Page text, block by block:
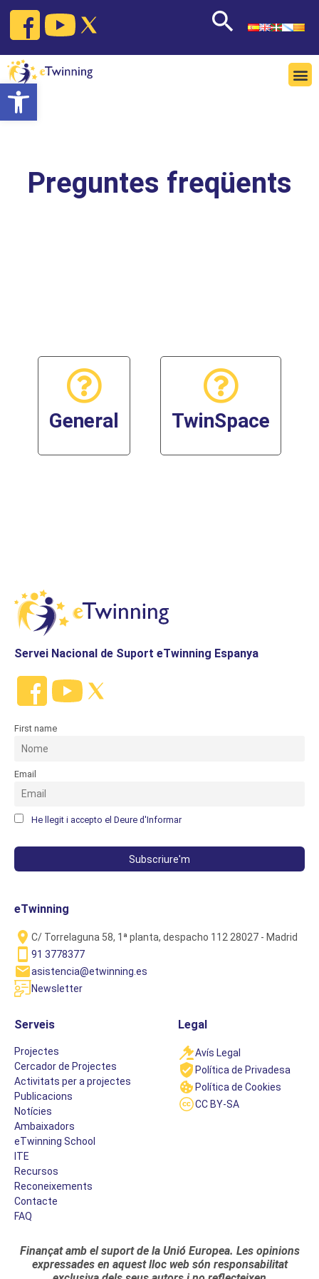
Open toolbar
Preguntes freqüents
General TwinSpace
Servei Nacional de Suport eTwinning Espanya
First name
Email
He llegit i accepto el Deure d'Informar
eTwinning
C/ Torrelaguna 58, 1ª planta, despacho 112 28027 - Madrid
91 3778377
asistencia@etwinning.es
Newsletter
Serveis
Projectes
Cercador de Projectes
Activitats per a projectes
Publicacions
Notícies
Ambaixadors
eTwinning School
ITE
Recursos
Reconeixements
Contacte
FAQ
Legal
Avís Legal
Política de Privadesa
Política de Cookies
CC BY-SA
Finançat amb el suport de la Unió Europea. Les opinions
expressades en aquest lloc web són responsabilitat